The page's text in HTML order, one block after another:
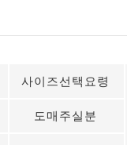
사이즈선택요령
도매주실분